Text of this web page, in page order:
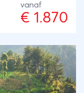
vanaf
€ 1.870